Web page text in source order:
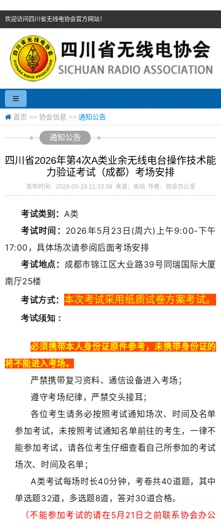
欢迎访问四川省无线电协会官方网站！
首页 >> 协会信息 >> 通知公告
通知公告
四川省2026年第4次A类业余无线电台操作技术能
力验证考试（成都）考场安排
发布时间：2026-05-19 11:33:38 来源：本站 作者：协会办公室
考试类别： A类
考试时间： 2026年5月23日 (周六)上午9:00-下午
17:00，具体场次请参阅后面考场安排
考试地点： 成都市锦江区大业路39号同瑞国际大厦
南厅25楼
考试方式： 本次考试采用纸质试卷方案考试。
考试须知：
必须携带本人身份证原件参考，未携带身份证的
将不能进入考场。
严禁携带复习资料、通信设备进入考场；
遵守考场纪律，严禁交头接耳 ；
各位考生请务必按照考试通知场次、时间及名单
参加考试，未按照考试通知名单前往的考生，一律不
能参加考试，请各位考生仔细查看自己所参加的考试
场次、时间及名单 ；
A类考试每场时长40分钟， 考卷共40道题，其中
单选题32道，多选题8道，答对30道合格。
（不能参加考试的请在5月21日之前联系协会办公